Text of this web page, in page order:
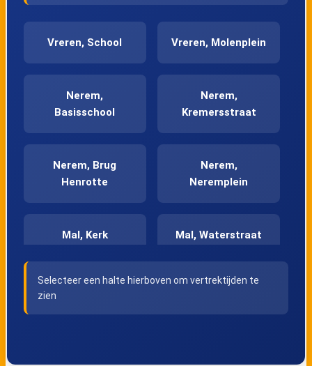
Vreren, School Vreren, Molenplein
Nerem,
Basisschool
Nerem,
Kremersstraat
Nerem, Brug
Henrotte
Nerem,
Neremplein
Mal, Kerk Mal, Waterstraat
Sluizen, Apotheek
Mal,
Selecteer een halte hierboven om vertrektijden te
zien